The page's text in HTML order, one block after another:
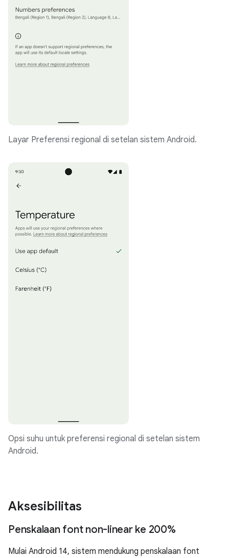
Layar Preferensi regional di setelan sistem Android.
Opsi suhu untuk preferensi regional di setelan sistem
Android.
Aksesibilitas
Penskalaan font non-linear ke 200%
Mulai Android 14, sistem mendukung penskalaan font